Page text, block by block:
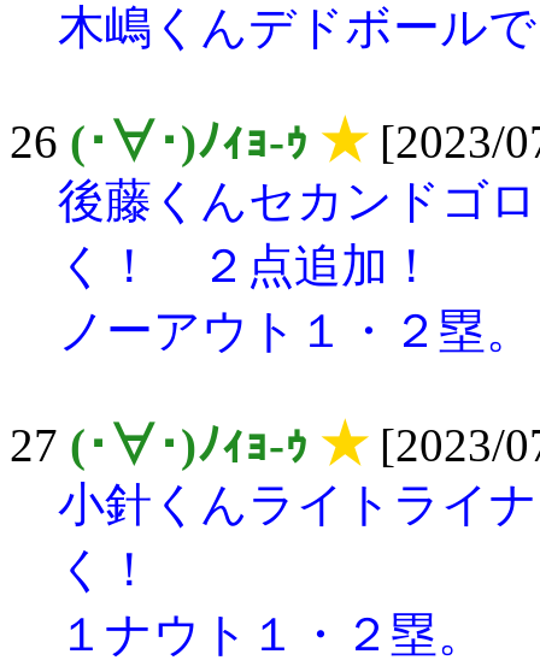
木嶋くんデドボール
26 (･∀･)ﾉｨｮ-ｩ ★[2023/
後藤くんセカンドゴ
く！ ２点追加！
ノーアウト１・２塁。
27 (･∀･)ﾉｨｮ-ｩ ★[2023/
小針くんライトライ
く！
１ナウト１・２塁。